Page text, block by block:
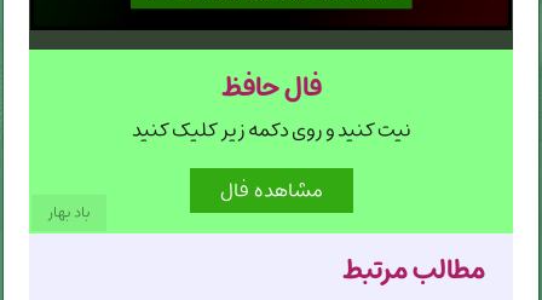
فال حافظ
نیت کنید و روی دکمه زیر کلیک کنید
باد بهار
مطالب مرتبط